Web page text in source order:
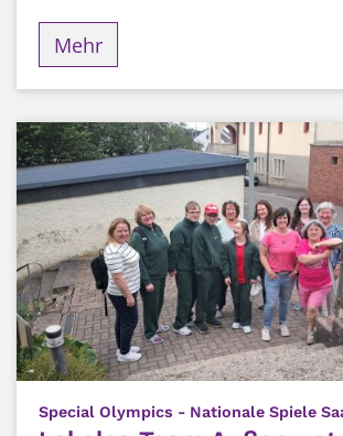
Mehr
Special Olympics - Nationale Spiele